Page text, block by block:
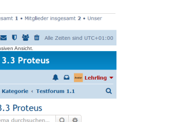
Ansicht.